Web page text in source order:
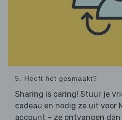
5. Heeft het gesmaakt?
Sharing is caring! Stuur je
cadeau en nodig ze uit voor
account – ze ontvangen dan